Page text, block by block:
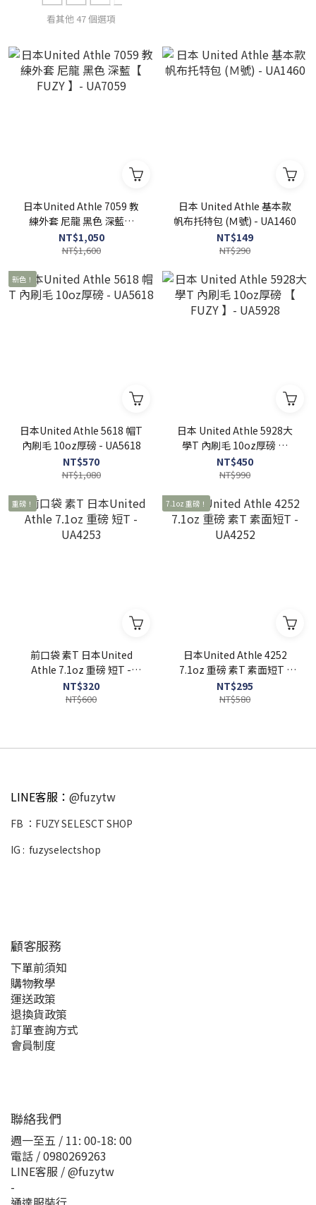
看其他 47 個選項
日本United Athle 7059 教
練外套 尼龍 黑色 深藍【
FUZY 】- UA7059
NT$1,050
NT$1,600
日本 United Athle 基本款
帆布托特包 (Ｍ號) - UA1460
NT$149
NT$290
新色！
日本United Athle 5618 帽T
內刷毛 10oz厚磅 - UA5618
NT$570
NT$1,080
日本 United Athle 5928大
學T 內刷毛 10oz厚磅 【
FUZY 】- UA5928
NT$450
NT$990
重磅！
前口袋 素T 日本United
Athle 7.1oz 重磅 短T -
UA4253
NT$320
NT$600
7.1oz 重磅！
日本United Athle 4252
7.1oz 重磅 素T 素面短T -
UA4252
NT$295
NT$580
LINE客服： @fuzytw
FB ： FUZY SELESCT SHOP
IG : fuzyselectshop
顧客服務
下單前須知
購物教學
運送政策
退換貨政策
訂單查詢方式
會員制度
聯絡我們
週一至五 / 11: 00-18: 00
電話 / 0980269263
LINE客服 / @fuzytw
-